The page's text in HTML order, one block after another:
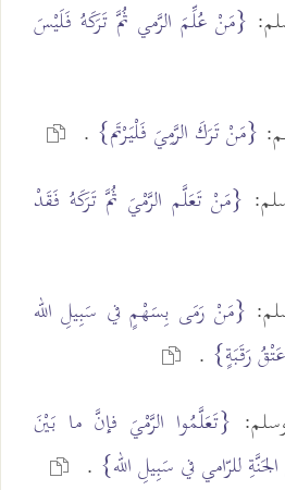
{مَنْ عُلِّمَ الرَّمي ثُمَّ تَرَكَهُ فَلَيْسَ
{مَنْ تَرَكَ الرَّمِيَ فَلْيَرْتَم} .
{مَنْ تَعَلَّم الرَّمْيَ ثُمَّ تَرَكَهُ فَقَدْ
{مَنْ رَمَى بِسَهْمٍ في سَبِيلِ الله
رَقَبَةٍ} .
{تَعَلَّمُوا الرَّمْيَ فإنَّ ما بَيْنَ
للرّامي في سَبِيلِ الله} .